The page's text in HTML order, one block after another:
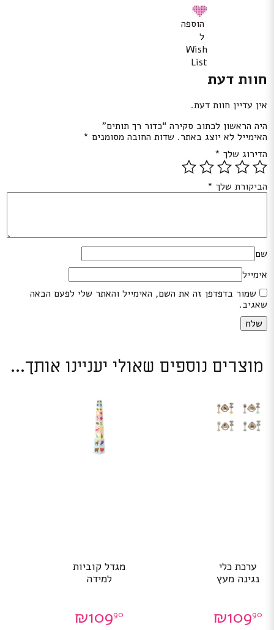
הוספה
ל
Wish
List
חוות דעת
אין עדיין חוות דעת.
היה הראשון לכתוב סקירה “כדור רך תותים”
האימייל לא יוצג באתר. שדות החובה מסומנים *
הדירוג שלך *
הביקורת שלך *
שם
אימייל
שמור בדפדפן זה את השם, האימייל והאתר שלי לפעם הבאה
שאגיב.
מוצרים נוספים שאולי יעניינו אותך...
ערכת כלי
נגינה מעץ
₪10990
מגדל קוביות
למידה
₪10990